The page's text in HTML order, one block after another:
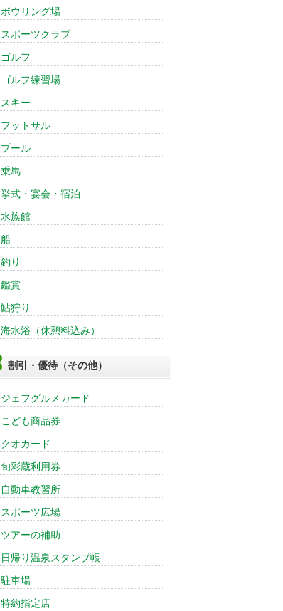
ボウリング場
スポーツクラブ
ゴルフ
ゴルフ練習場
スキー
フットサル
プール
乗馬
挙式・宴会・宿泊
水族館
船
釣り
鑑賞
鮎狩り
海水浴（休憩料込み）
割引・優待（その他）
ジェフグルメカード
こども商品券
クオカード
旬彩蔵利用券
自動車教習所
スポーツ広場
ツアーの補助
日帰り温泉スタンプ帳
駐車場
特約指定店